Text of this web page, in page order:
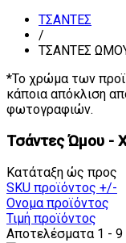
ΤΣΑΝΤΕΣ
/
ΤΣΑΝΤΕΣ
*Το χρώμα των
κάποια απόκλιση
φωτογραφιών.
Τσάντες Ώμου -
Κατάταξη ώς προς
SKU προϊόντος +/-
Ονομα προϊόντος
Τιμή προϊόντος
Αποτελέσματα 1 - 9